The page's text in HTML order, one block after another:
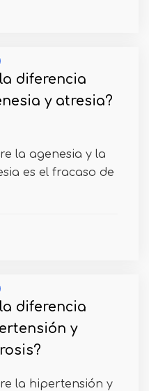
diferencia
y atresia?
la agenesia y la
es el fracaso de
diferencia
y
la hipertensión y